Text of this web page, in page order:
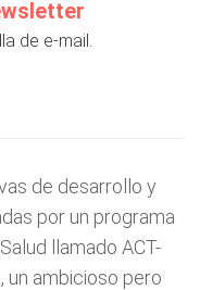
de e-mail.
de desarrollo y
por un programa
llamado ACT-
un ambicioso pero